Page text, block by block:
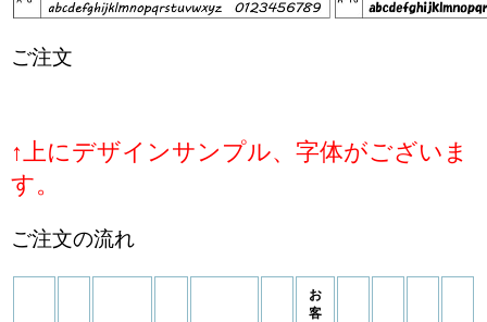
ご注文
↑上にデザインサンプル、字体がございま
す。
ご注文の流れ
お
客